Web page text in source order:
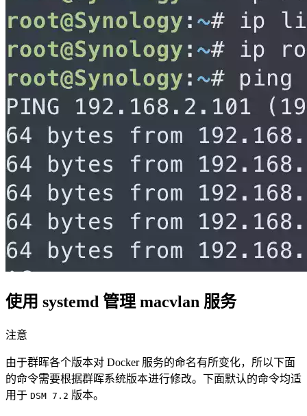
使用 systemd 管理 macvlan 服务
注意
由于群晖各个版本对 Docker 服务的命名有所变化，所以下面
的命令需要根据群晖系统版本进行修改。下面默认的命令均适
用于 DSM 7.2 版本。